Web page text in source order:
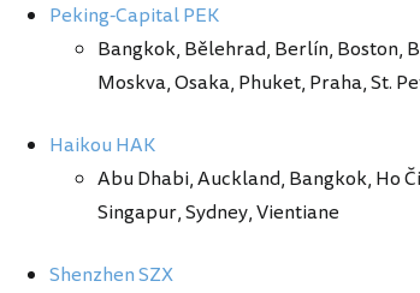
Peking-Capital PEK
Bangkok, Bělehrad, Berlín, Boston,
Moskva, Osaka, Phuket, Praha, St.
Haikou HAK
Abu Dhabi, Auckland, Bangkok, Ho
Singapur, Sydney, Vientiane
Shenzhen SZX